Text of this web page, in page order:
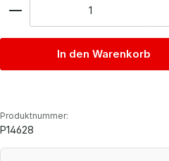
In den Warenkorb
Produktnummer:
P14628